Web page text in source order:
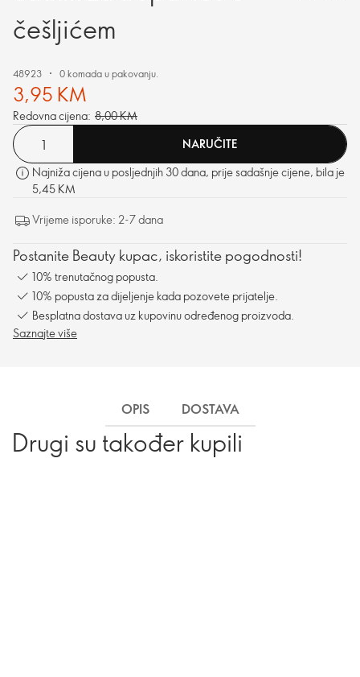
češljićem
48923 0 komada u pakovanju.
3,95 KM
Redovna cijena: 8,00 KM
NARUČITE
Najniža cijena u posljednjih 30 dana, prije sadašnje cijene, bila je
5,45 KM
Vrijeme isporuke: 2-7 dana
Postanite Beauty kupac, iskoristite pogodnosti!
10% trenutačnog popusta.
10% popusta za dijeljenje kada pozovete prijatelje.
Besplatna dostava uz kupovinu određenog proizvoda.
Saznajte više
OPIS DOSTAVA
Drugi su također kupili